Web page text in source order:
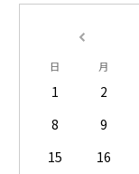
日 月
1 2
8
9
15
16